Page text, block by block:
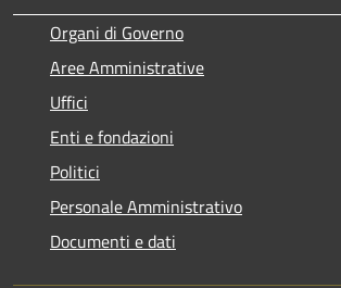
Organi di Governo
Aree Amministrative
Uffici
Enti e fondazioni
Politici
Personale Amministrativo
Documenti e dati